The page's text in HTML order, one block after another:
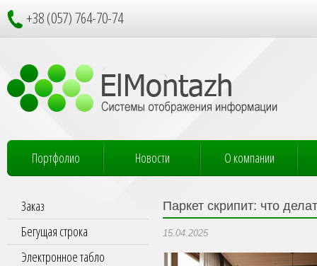
+38 (057) 764-70-74
Портфолио Новости О компании
Заказ
Бегущая строка
Электронное табло
Паркет скрипит: что
15.04.2025